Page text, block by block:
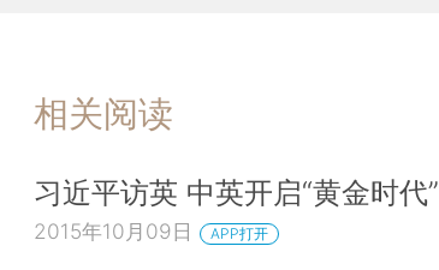
相关阅读
习近平访英 中英开启“黄金时代”
2015年10月09日 APP打开